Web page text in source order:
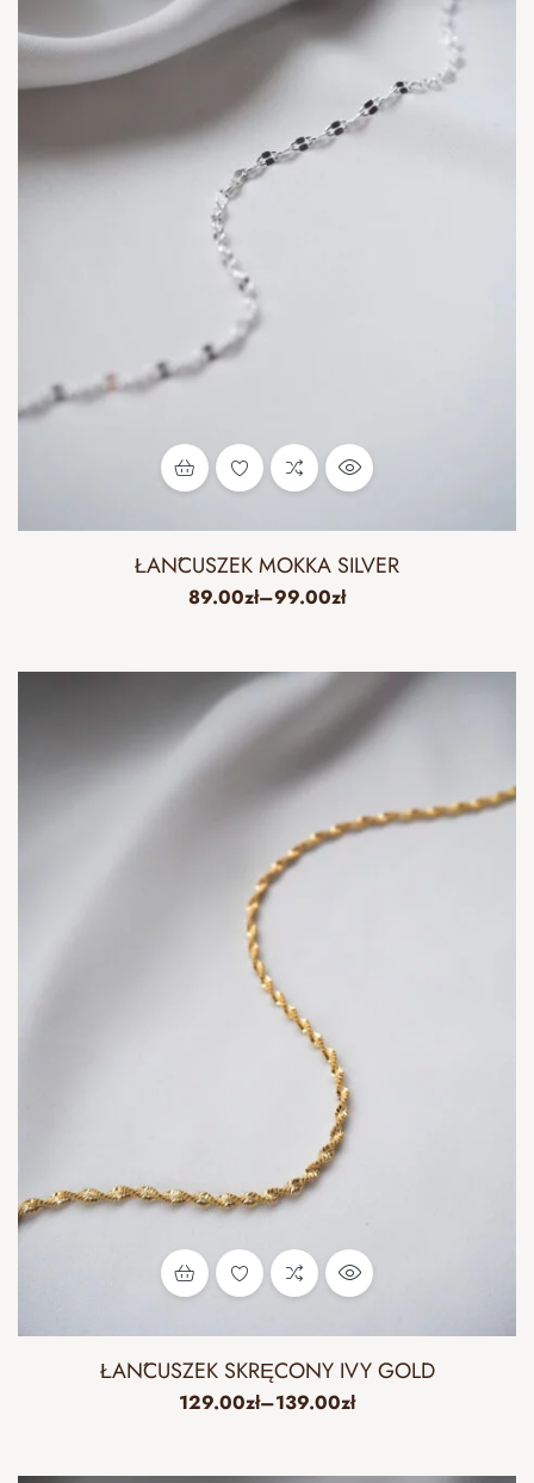
ŁAŃCUSZEK MOKKA SILVER
89.00zł–99.00zł
ŁAŃCUSZEK SKRĘCONY IVY GOLD
129.00zł–139.00zł